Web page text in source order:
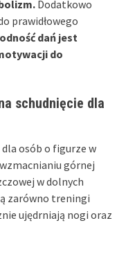
Dodatkowo
prawidłowego
dań jest
do
schudnięcie dla
dla osób o figurze w
górnej
w dolnych
zarówno treningi
ujędrniają nogi oraz